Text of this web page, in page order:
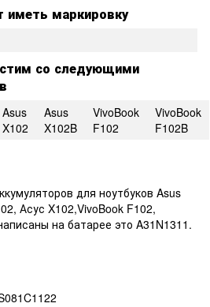
маркировку
со следующими
Asus
X102
Asus
X102B
VivoBook
F102
VivoBook
F102B
для ноутбуков Asus
Асус X102,VivoBook F102,
на батарее это A31N1311.